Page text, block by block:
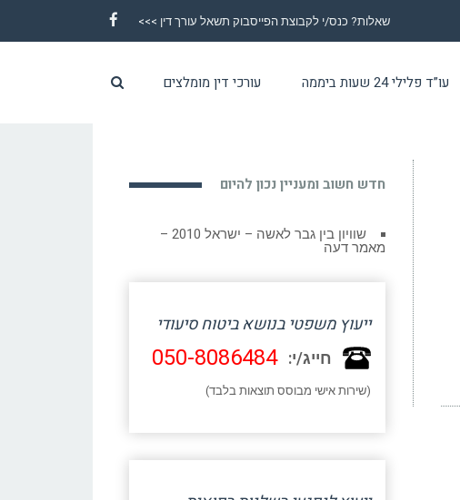
שאלות? כנס/י לקבוצת הפייסבוק תשאל עורך דין >>>
Facebook
עו”ד פלילי 24 שעות ביממה עורכי דין מומלצים
חדש חשוב ומעניין נכון להיום
שוויון בין גבר לאשה – ישראל 2010 –
מאמר דעה
ייעוץ משפטי בנושא ביטוח סיעודי
חייג/י: 050-8086484
(שירות אישי מבוסס תוצאות בלבד)